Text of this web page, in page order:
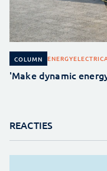
COLUMN ENERGY
'Make dynamic
REACTIES